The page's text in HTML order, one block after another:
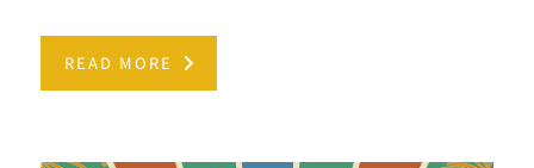
READ MORE